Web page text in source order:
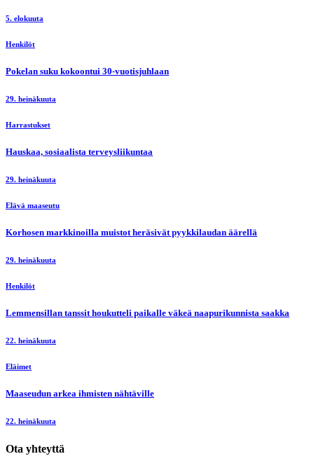
5. elokuuta
Henkilöt
Pokelan suku kokoontui 30-vuotisjuhlaan
29. heinäkuuta
Harrastukset
Hauskaa, sosiaalista terveysliikuntaa
29. heinäkuuta
Elävä maaseutu
Korhosen markkinoilla muistot heräsivät pyykkilaudan äärellä
29. heinäkuuta
Henkilöt
Lemmensillan tanssit houkutteli paikalle väkeä naapurikunnista saakka
22. heinäkuuta
Eläimet
Maaseudun arkea ihmisten nähtäville
22. heinäkuuta
Ota yhteyttä